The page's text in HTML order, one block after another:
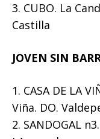
3. CUBO. La
Castilla
JOVEN SIN
1. CASA DE LA
Viña. DO.
2. SANDOGAL